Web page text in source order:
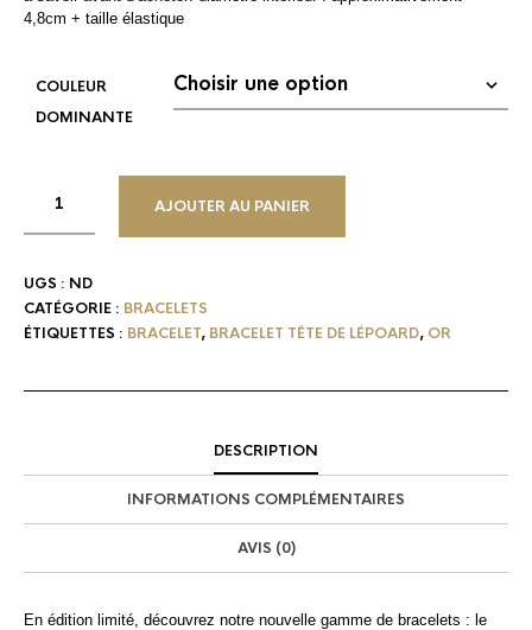
4,8cm + taille élastique
COULEUR
DOMINANTE
AJOUTER AU PANIER
UGS : ND
CATÉGORIE : BRACELETS
ÉTIQUETTES : BRACELET, BRACELET TÊTE DE LÉPOARD, OR
DESCRIPTION
INFORMATIONS COMPLÉMENTAIRES
AVIS (0)
En édition limité, découvrez notre nouvelle gamme de bracelets : le